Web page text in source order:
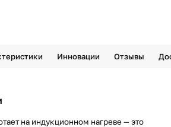
Инновации Отзывы
на индукционном нагреве — это